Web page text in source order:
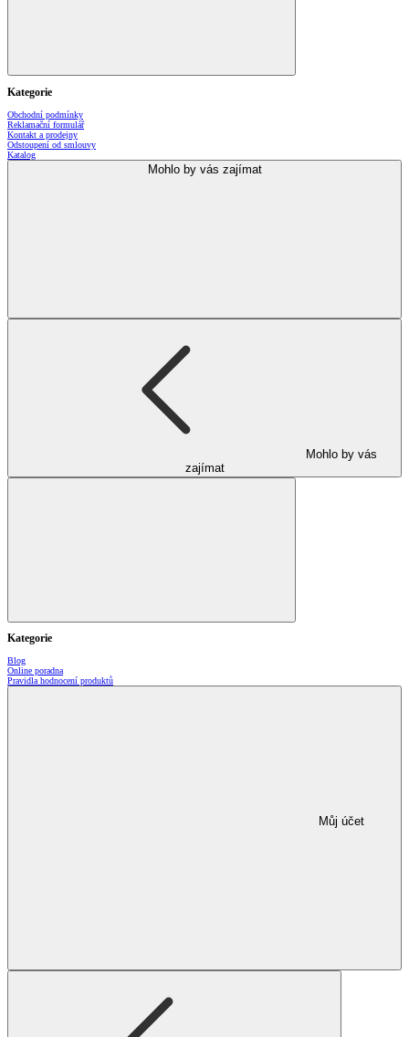
Kategorie
Obchodní podmínky
Reklamační formulář
Kontakt a prodejny
Odstoupení od smlouvy
Katalog
Mohlo by vás zajímat
Mohlo by vás
zajímat
Kategorie
Blog
Online poradna
Pravidla hodnocení produktů
Můj účet